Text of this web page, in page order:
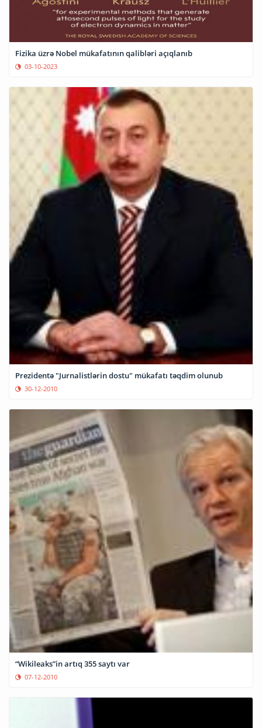
Fizika üzrə Nobel mükafatının qalibləri açıqlanıb
03-10-2023
Prezidentə "Jurnalistlərin dostu" mükafatı təqdim olunub
30-12-2010
“Wikileaks”in artıq 355 saytı var
07-12-2010